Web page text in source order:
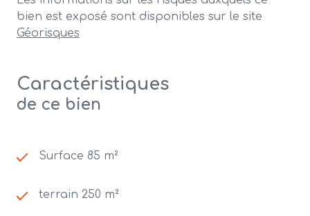
bien est exposé sont disponibles sur le site
Géorisques
Caractéristiques
de ce bien
Surface 85 m²
terrain 250 m²